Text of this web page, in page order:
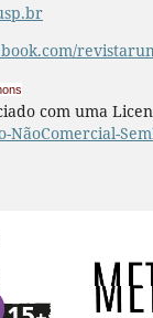
com uma
NãoComercial-